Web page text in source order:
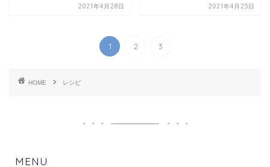
2021年4月28日 2021年4月25日
1 2 3
HOME レシピ
MENU